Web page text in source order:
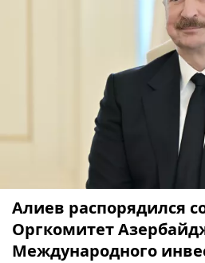
Алиев распорядился
Оргкомитет
Международного